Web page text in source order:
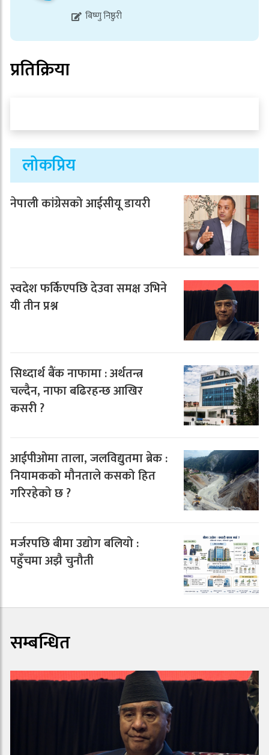
बिष्णु निष्ठुरी
प्रतिक्रिया
लोकप्रिय
नेपाली कांग्रेसको आईसीयू डायरी
स्वदेश फर्किएपछि देउवा समक्ष उभिने
यी तीन प्रश्न
सिध्दार्थ बैंक नाफामा : अर्थतन्त्र
चल्दैन, नाफा बढिरहन्छ आखिर
कसरी ?
आईपीओमा ताला, जलविद्युतमा ब्रेक :
नियामकको मौनताले कसको हित
गरिरहेको छ ?
मर्जरपछि बीमा उद्योग बलियो :
पहुँचमा अझै चुनौती
सम्बन्धित